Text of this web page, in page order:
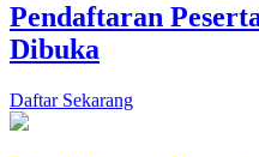
Pendaftaran
Dibuka
Daftar Sekarang